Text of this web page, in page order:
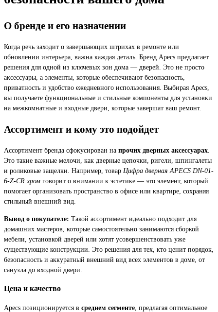
О бренде и его назначении
Когда речь заходит о завершающих штрихах в ремонте или
обновлении интерьера, важна каждая деталь. Бренд Apecs предлагает
решения для одной из ключевых зон дома — дверей. Это не просто
аксессуары, а элементы, которые обеспечивают безопасность,
приватность и удобство ежедневного использования. Выбирая Apecs,
вы получаете функциональные и стильные компоненты для установки
на межкомнатные и входные двери, которые завершат ваш ремонт.
Ассортимент и кому это подойдет
Ассортимент бренда сфокусирован на прочих дверных аксессуарах.
Это такие важные мелочи, как дверные цепочки, ригели, шпингалеты
и роликовые защелки. Например, товар Цифра дверная APECS DN-01-
6-Z-CR хром говорит о внимании к эстетике — это элемент, который
помогает организовать пространство в офисе или квартире, сохраняя
стильный внешний вид.
Вывод о покупателе: Такой ассортимент идеально подходит для
домашних мастеров, которые самостоятельно занимаются сборкой
мебели, установкой дверей или хотят усовершенствовать уже
существующие конструкции. Это решения для тех, кто ценит порядок,
безопасность и аккуратный внешний вид всех элементов в доме, от
санузла до входной двери.
Цена и качество
Apecs позиционируется в среднем сегменте , предлагая оптимальное